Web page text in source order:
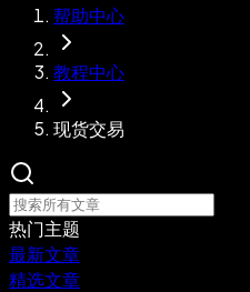
帮助中心
教程中心
现货交易
热门主题
最新文章
精选文章